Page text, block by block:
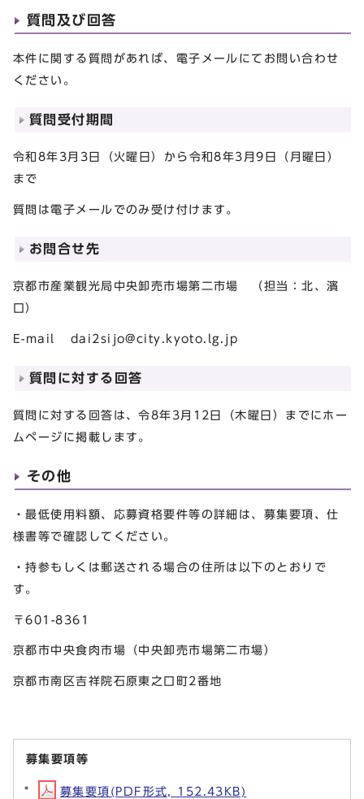
質問及び回答
本件に関する質問があれば、電子メールにてお問い合わせ
ください。
質問受付期間
令和8年3月3日（火曜日）から令和8年3月9日（月曜日）
まで
質問は電子メールでのみ受け付けます。
お問合せ先
京都市産業観光局中央卸売市場第二市場 （担当：北、濱
口）
E-mail dai2sijo@city.kyoto.lg.jp
質問に対する回答
質問に対する回答は、令8年3月12日（木曜日）までにホー
ムページに掲載します。
その他
・最低使用料額、応募資格要件等の詳細は、募集要項、仕
様書等で確認してください。
・持参もしくは郵送される場合の住所は以下のとおりで
す。
〒601-8361
京都市中央食肉市場（中央卸売市場第二市場）
京都市南区吉祥院石原東之口町2番地
募集要項等
募集要項(PDF形式, 152.43KB)